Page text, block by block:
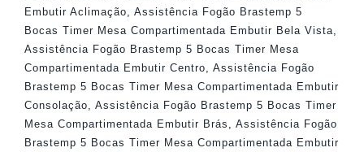
Embutir Aclimação
Assistência Fogão Brastemp 5
Bocas Timer Mesa Compartimentada Embutir Bela Vista
Assistência Fogão Brastemp 5 Bocas Timer Mesa
Compartimentada Embutir Centro
Assistência Fogão
Brastemp 5 Bocas Timer Mesa Compartimentada Embutir
Consolação
Assistência Fogão Brastemp 5 Bocas Timer
Mesa Compartimentada Embutir Brás
Assistência Fogão
Brastemp 5 Bocas Timer Mesa Compartimentada Embutir